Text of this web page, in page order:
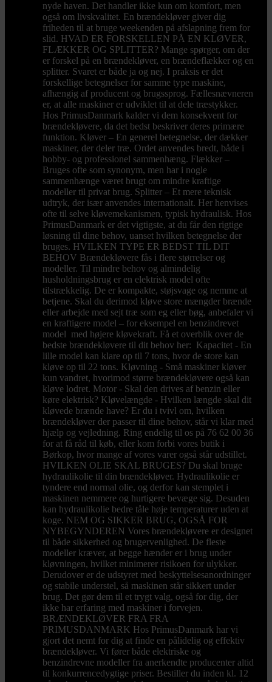
nyde haven. Det handler ikke kun om komfort, men
også om livskvalitet. En brændekløver giver dig
friheden til at bruge weekenden på afslapning frem for
slid. HVAD ER FORSKELLEN PÅ EN KLØVER,
FLÆKKER OG SPLITTER? Mange spørger, om der
er forskel på en brændekløver, en brændeflækker og en
splitter. Svaret er både ja og nej. I praksis er det
forskellige betegnelser for samme type maskine,
afhængig af producent og brugssprog. Fællesnævneren
er, at alle maskiner er udviklet til at dele træstykker.
Hos PrimusDanmark kalder vi dem konsekvent for
brændekløvere, da det bedst beskriver deres primære
funktion. Kløver – En generel betegnelse, der dækker
maskiner, der deler træ. Ordet anvendes bredt, både i
hobby- og professionel sammenhæng. Flækker –
Bruges ofte som synonym, men har i nogle
sammenhænge været brugt om mindre kraftige
modeller til privat brug. Splitter – Et mere teknisk
udtryk, der især anvendes internationalt. Her henvises
ofte til selve kløvemekanismen, typisk hydraulisk. Hos
PrimusDanmark er det vigtigste, at du får den rigtige
løsning til dine behov, uanset hvilken betegnelse der
bruges. HVILKEN TYPE ER BEDST TIL DIT
BEHOV Brændekløvere fås i flere størrelser og
modeller. Til mindre behov og almindelig
husholdningsbrug er en elektrisk model ofte
tilstrækkelig. De er kompakte, støjsvage og nemme at
betjene. Skal du derimod kløve store mængder brænde
eller arbejde med sejt træ som eg eller bøg, anbefaler vi
en kraftigere model – for eksempel en benzindrevet
model med højere kløvekraft. Få et overblik over de
bedste brændekløvere til dit behov her: Kapacitet - En
lille model kan klare op til 7 tons, hvor de store kan
kløve op til 22 tons. Kløvning - Små maskiner kløver
kun vandret, hvorimod større brændekløvere også kan
kløve lodret. Motor - Skal den drives af benzin eller
køre elektrisk? Kløvelængde - Hvilken længde skal dit
kløvede brænde have? Er du i tvivl om, hvilken
brændekløver der passer til dine behov, står vi klar med
hjælp og vejledning. Ring endelig til os på 76 62 00 36
for at få råd til køb, eller kom forbi vores butik i
Børkop, hvor mange af vores varer også står udstillet.
HVILKEN OLIE SKAL BRUGES? Du skal bruge
hydraulikolie til din brændekløver. Hydraulikolie er
tyndere end normal olie, og derfor kan stemplet i
maskinen nemmere og hurtigere bevæge sig. Desuden
kan hydraulikolie bedre tåle høje temperaturer uden at
koge. NEM OG SIKKER BRUG, OGSÅ FOR
NYBEGYNDEREN Vores brændekløvere er designet
til både sikkerhed og brugervenlighed. De fleste
modeller kræver, at begge hænder er i brug under
kløvningen, hvilket minimerer risikoen for ulykker.
Derudover er de udstyret med beskyttelsesanordninger
og stabile understel, så maskinen står sikkert under
brug. Det gør dem til et trygt valg, også for dig, der
ikke har erfaring med maskiner i forvejen.
BRÆNDEKLØVER FRA FRA
PRIMUSDANMARK Hos PrimusDanmark har vi
gjort det nemt for dig at finde en pålidelig og effektiv
brændekløver. Vi fører både elektriske og
benzindrevne modeller fra anerkendte producenter altid
til konkurrencedygtige priser. Bestiller du inden kl. 12